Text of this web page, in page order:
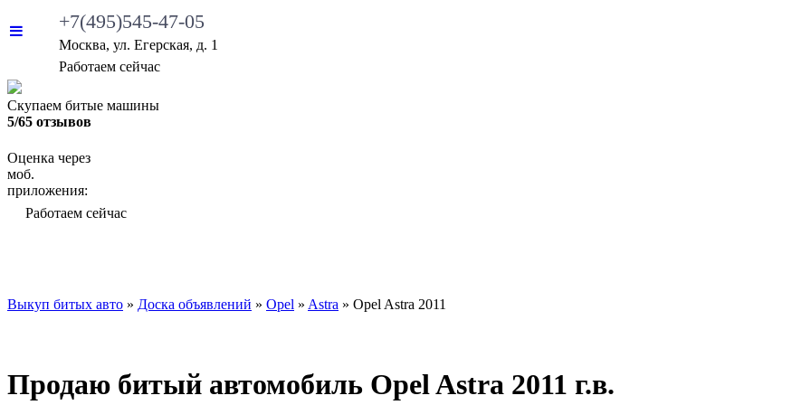
+7(495)545-47-05
Москва, ул. Егерская, д. 1
Работаем сейчас
Скупаем битые машины
5/65 отзывов
Оценка через
моб.
приложения:
Работаем сейчас
Выкуп битых авто » Доска объявлений » Opel » Astra » Opel Astra 2011
Продаю битый автомобиль Opel Astra 2011 г.в.